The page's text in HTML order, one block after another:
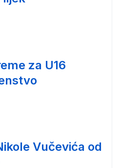
za U16
Vučevića od